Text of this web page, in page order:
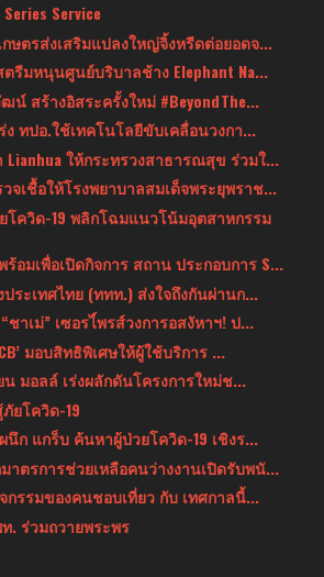
Series Service
กษตรส่งเสริมแปลงใหญ่จิ้งหรีดต่อยอดจ...
รีมหนุนศูนย์บริบาลช้าง Elephant Na...
น์ สร้างอิสระครั้งใหม่ #BeyondThe...
ร่ง ทปอ.ใช้เทคโนโลยีขับเคลื่อนวงกา...
Lianhua ให้กระทรวงสาธารณสุข ร่วมใ...
จเชื้อให้โรงพยาบาลสมเด็จพระยุพราช...
โควิด-19 พลิกโฉมแนวโน้มอุตสาหกรรม
ร้อมเพื่อเปิดกิจการ สถาน ประกอบการ S...
ประเทศไทย (ททท.) ส่งใจถึงกันผ่านก...
ชาเม่” เซอรไ์พรส์วงการอสงัหาฯ! ป...
มอบสิทธิพิเศษให้ผู้ใช้บริการ ...
มอลล์ เร่งผลักดันโครงการใหม่ช...
ยโควิด-19
ก แกร็บ ค้นหาผู้ป่วยโควิด-19 เชิงร...
าตรการช่วยเหลือคนว่างงานเปิดรับพนั...
กรรมของคนชอบเที่ยว กับ เทศกาลนี้...
. ร่วมถวายพระพร